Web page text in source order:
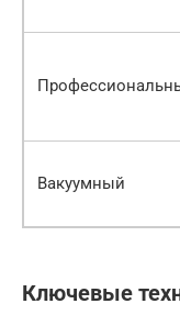
Вакуумный
Ключевые